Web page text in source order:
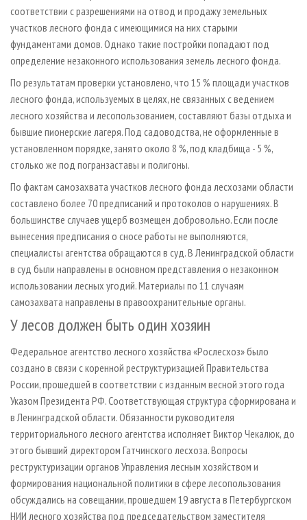
соответствии с разрешениями на отвод и продажу земельных
участков лесного фонда с имеющимися на них старыми
фундаментами домов. Однако такие постройки попадают под
определение незаконного использования земель лесного фонда.
По результатам проверки установлено, что 15 % площади участков
лесного фонда, используемых в целях, не связанных с ведением
лесного хозяйства и лесопользованием, составляют базы отдыха и
бывшие пионерские лагеря. Под садоводства, не оформленные в
установленном порядке, занято около 8 %, под кладбища - 5 %,
столько же под погранзаставы и полигоны.
По фактам самозахвата участков лесного фонда лесхозами области
составлено более 70 предписаний и протоколов о нарушениях. В
большинстве случаев ущерб возмещен добровольно. Если после
вынесения предписания о сносе работы не выполняются,
специалисты агентства обращаются в суд. В Ленинградской области
в суд были направлены в основном представления о незаконном
использовании лесных угодий. Материалы по 11 случаям
самозахвата направлены в правоохранительные органы.
У лесов должен быть один хозяин
Федеральное агентство лесного хозяйства «Рослесхоз» было
создано в связи с коренной реструктуризацией Правительства
России, прошедшей в соответствии с изданным весной этого года
Указом Президента РФ. Соответствующая структура сформирована и
в Ленинградской области. Обязанности руководителя
территориального лесного агентства исполняет Виктор Чекалюк, до
этого бывший директором Гатчинского лесхоза. Вопросы
реструктуризации органов Управления лесным хозяйством и
формирования национальной политики в сфере лесопользования
обсуждались на совещании, прошедшем 19 августа в Петербургском
НИИ лесного хозяйства под председательством заместителя